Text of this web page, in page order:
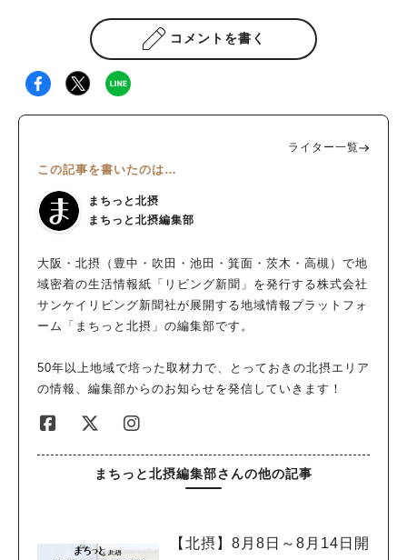
くさん！ オーダーしてお料理が来る前に入口入ってすぐのとこ
ろにあったベトナム雑貨を拝見。 ベトナム好きにはたまらない
ものが色々ありますよ！ 出典：リビング北摂Web お店のトート
バッグですね！リバーシブルで使えるみたいで便利そうですね
りがたいですね 出典：リビング北摂Web ベトナム生まれのチョ
コレートとクラッカー 出典：リビング北摂Web ベトナムのお皿
とアルミのやかん、ちいさなグラスもあります。 日本の雑貨と
は違ってなんだかレトロでかわいらしいですね！ 出典：リビン
グ北摂Web ベトナムの本も色々とあります。見ているとほんと
にベトナムに行きたくなりますね！ 円高で旅行は行きにくくな
りましたが、その中でも最近ではベトナムは人気があるみたいで
す。 出典：リビング北摂Web ベトナムビールも美味しそうです
ね～。 今回は自転車でお伺いしていたので次回飲んでみたいで
典：リビング北摂Web 美味しそう～～！！ ビジュアルがたまり
ませんね！器もかわいいですね～！ メインのコムディアのほか
のスープに茄子とトマトの副菜。 出典：リビング北摂Web 目玉
クルスも最高です！ 出典：リビング北摂Web 具だくさんのスー
プはしっかりと味はついています。茄子とトマトにも少し酸味が
いました笑 出典：リビング北摂Web 生春巻きもオーダー毎に作
コメントを書く
ライター一覧
この記事を書いたのは…
まちっと北摂
まちっと北摂編集部
大阪・北摂（豊中・吹田・池田・箕面・茨木・高槻）で地
域密着の生活情報紙「リビング新聞」を発行する株式会社
サンケイリビング新聞社が展開する地域情報プラットフォ
ーム「まちっと北摂」の編集部です。
50年以上地域で培った取材力で、とっておきの北摂エリア
の情報、編集部からのお知らせを発信していきます！
まちっと北摂編集部さんの他の記事
【北摂】8月8日～8月14日開